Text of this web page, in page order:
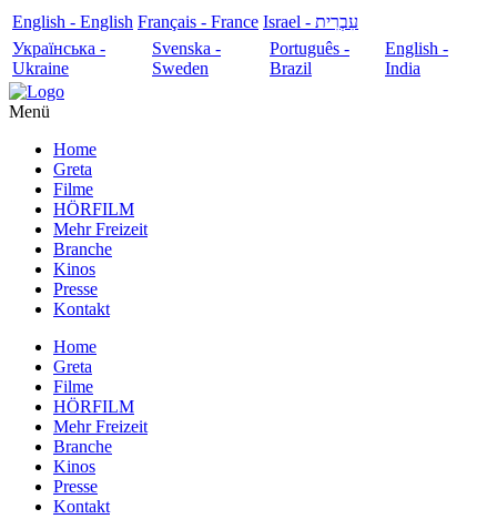
English - English Français - France
עִבְרִית - Israel
Українська -
Ukraine
Svenska -
Sweden
Português -
Brazil
English -
India
Menü
Home
Greta
Filme
HÖRFILM
Mehr Freizeit
Branche
Kinos
Presse
Kontakt
Home
Greta
Filme
HÖRFILM
Mehr Freizeit
Branche
Kinos
Presse
Kontakt